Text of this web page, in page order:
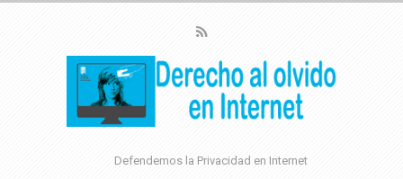
Defendemos la Privacidad en Internet